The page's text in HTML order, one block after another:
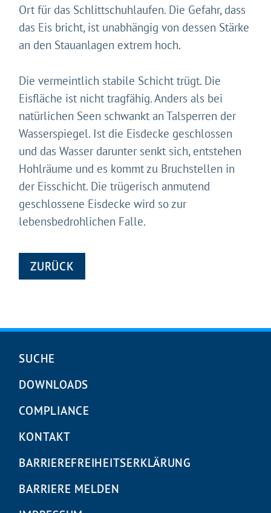
Ort für das Schlittschuhlaufen. Die Gefahr, dass
das Eis bricht, ist unabhängig von dessen Stärke
an den Stauanlagen extrem hoch.
Die vermeintlich stabile Schicht trügt. Die
Eisfläche ist nicht tragfähig. Anders als bei
natürlichen Seen schwankt an Talsperren der
Wasserspiegel. Ist die Eisdecke geschlossen
und das Wasser darunter senkt sich, entstehen
Hohlräume und es kommt zu Bruchstellen in
der Eisschicht. Die trügerisch anmutend
geschlossene Eisdecke wird so zur
lebensbedrohlichen Falle.
ZURÜCK
Navigation
SUCHE
DOWNLOADS
COMPLIANCE
KONTAKT
BARRIEREFREIHEITS­ERKLÄRUNG
BARRIERE MELDEN